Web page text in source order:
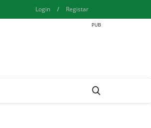
Login / Registar